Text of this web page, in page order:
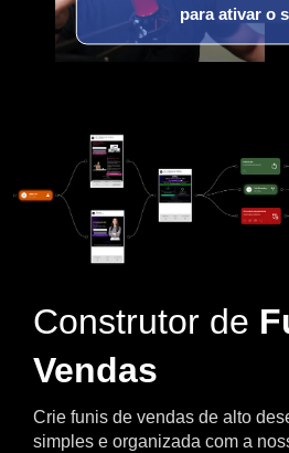
Construtor de
Vendas
Crie funis de vendas de alto
simples e organizada com a